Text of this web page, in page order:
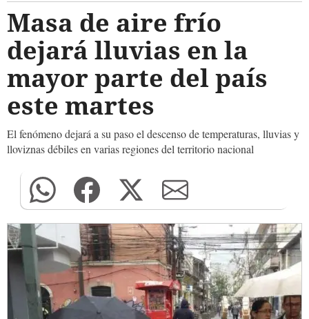
Masa de aire frío
dejará lluvias en la
mayor parte del país
este martes
El fenómeno dejará a su paso el descenso de temperaturas, lluvias y
lloviznas débiles en varias regiones del territorio nacional